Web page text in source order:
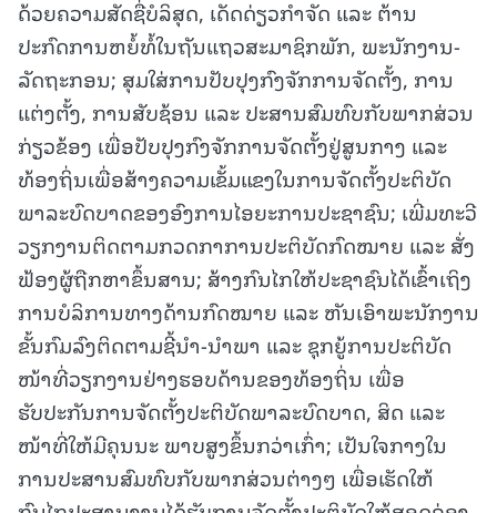
ດ້ວຍຄວາມສັດຊື່ບໍລິສຸດ, ເດັດດ່ຽວກໍາຈັດ ແລະ ຕ້ານ
ປະກົດການຫຍໍ້ທໍ້ໃນຖັນແຖວສະມາຊິກພັກ, ພະນັກງານ-
ລັດຖະກອນ; ສຸມໃສ່ການປັບປຸງກົງຈັກການຈັດຕັ້ງ, ການ
ແຕ່ງຕັ້ງ, ການສັບຊ້ອນ ແລະ ປະສານສົມທົບກັບພາກສ່ວນ
ກ່ຽວຂ້ອງ ເພື່ອປັບປຸງກົງຈັກການຈັດຕັ້ງຢູ່ສູນກາງ ແລະ
ທ້ອງຖິ່ນເພື່ອສ້າງຄວາມເຂັ້ມແຂງໃນການຈັດຕັ້ງປະຕິບັດ
ພາລະບົດບາດຂອງອົງການໄອຍະການປະຊາຊົນ; ເພີ່ມທະວີ
ວຽກງານຕິດຕາມກວດກາການປະຕິບັດກົດໝາຍ ແລະ ສັ່ງ
ຟ້ອງຜູ້ຖືກຫາຂຶ້ນສານ; ສ້າງກົນໄກໃຫ້ປະຊາຊົນໄດ້ເຂົ້າເຖິງ
ການບໍລິການທາງດ້ານກົດໝາຍ ແລະ ຫັນເອົາພະນັກງານ
ຂັ້ນກົມລົງຕິດຕາມຊີ້ນໍາ-ນໍາພາ ແລະ ຊຸກຍູ້ການປະຕິບັດ
ໜ້າທີ່ວຽກງານຢ່າງຮອບດ້ານຂອງທ້ອງຖິ່ນ ເພື່ອ
ຮັບປະກັນການຈັດຕັ້ງປະຕິບັດພາລະບົດບາດ, ສິດ ແລະ
ໜ້າທີ່ໃຫ້ມີຄຸນນະ ພາບສູງຂຶ້ນກວ່າເກົ່າ; ເປັນໃຈກາງໃນ
ການປະສານສົມທົບກັບພາກສ່ວນຕ່າງໆ ເພື່ອເຮັດໃຫ້